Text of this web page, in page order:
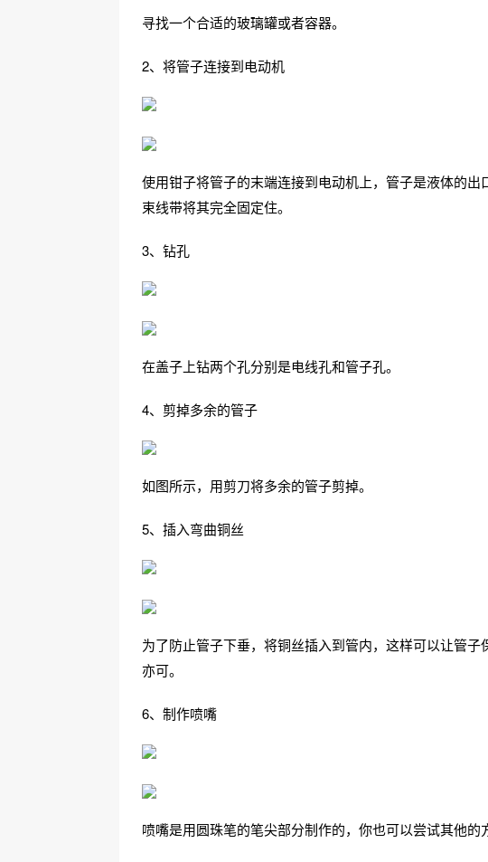
寻找一个合适的玻璃罐或者容器。
2、将管子连接到电动机
使用钳子将管子的末端连接到电动机上，管子是液体的
束线带将其完全固定住。
3、钻孔
在盖子上钻两个孔分别是电线孔和管子孔。
4、剪掉多余的管子
如图所示，用剪刀将多余的管子剪掉。
5、插入弯曲铜丝
为了防止管子下垂，将铜丝插入到管内，这样可以让管
亦可。
6、制作喷嘴
喷嘴是用圆珠笔的笔尖部分制作的，你也可以尝试其他的